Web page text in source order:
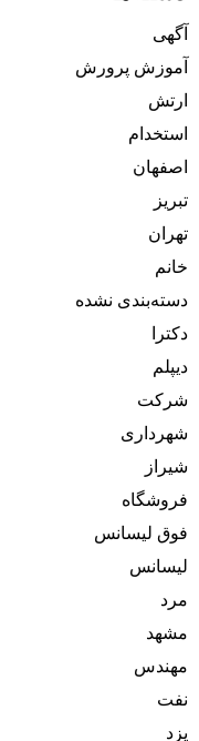
آگهی
آموزش پرورش
ارتش
استخدام
اصفهان
تبریز
تهران
خانم
دسته‌بندی نشده
دکترا
دیپلم
شرکت
شهرداری
شیراز
فروشگاه
فوق لیسانس
لیسانس
مرد
مشهد
مهندس
نفت
یزد